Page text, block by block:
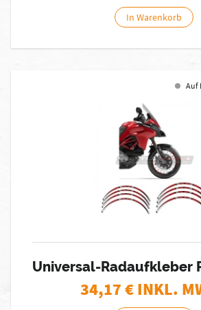
In Warenkorb
Auf
Universal-Radaufkleber
34,17€ INKL.